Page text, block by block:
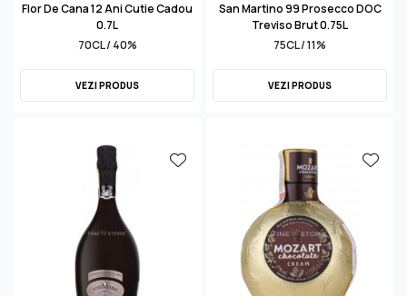
Flor De Cana 12 Ani Cutie Cadou
0.7L
70CL / 40%
VEZI PRODUS
San Martino 99 Prosecco DOC
Treviso Brut 0.75L
75CL / 11%
VEZI PRODUS